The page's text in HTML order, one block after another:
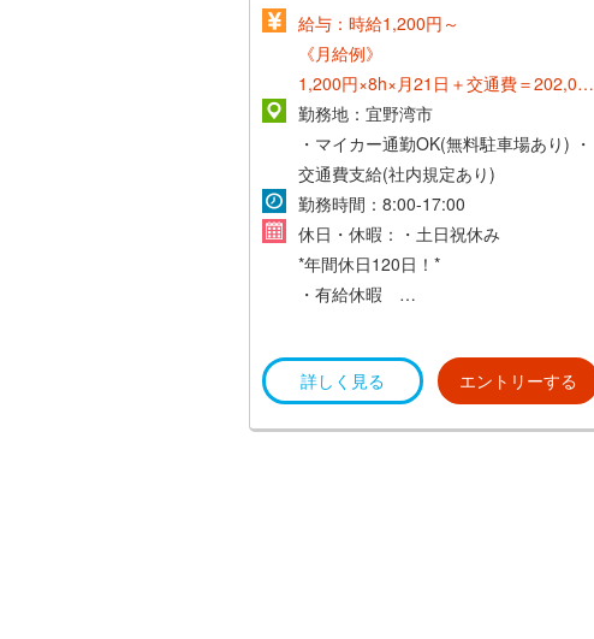
給与：時給1,200円～
《月給例》
1,200円×8h×月21日＋交通費＝202,000
円～
勤務地：宜野湾市
・マイカー通勤OK(無料駐車場あり) ・
交通費支給(社内規定あり)
勤務時間：8:00‐17:00
休日・休暇：・土日祝休み
*年間休日120日！*
・有給休暇
詳しく見る エントリーする